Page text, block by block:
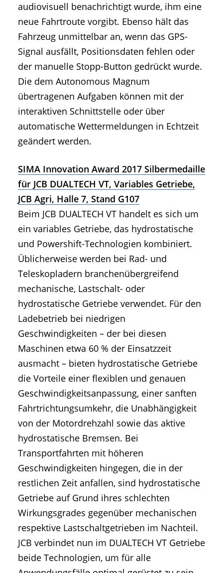
audiovisuell benachrichtigt wurde, ihm eine
neue Fahrtroute vorgibt. Ebenso hält das
Fahrzeug unmittelbar an, wenn das GPS-
Signal ausfällt, Positionsdaten fehlen oder
der manuelle Stopp-Button gedrückt wurde.
Die dem Autonomous Magnum
übertragenen Aufgaben können mit der
interaktiven Schnittstelle oder über
automatische Wettermeldungen in Echtzeit
geändert werden.
SIMA Innovation Award 2017 Silbermedaille
für JCB DUALTECH VT, Variables Getriebe,
JCB Agri, Halle 7, Stand G107
Beim JCB DUALTECH VT handelt es sich um
ein variables Getriebe, das hydrostatische
und Powershift-Technologien kombiniert.
Üblicherweise werden bei Rad- und
Teleskopladern branchenübergreifend
mechanische, Lastschalt- oder
hydrostatische Getriebe verwendet. Für den
Ladebetrieb bei niedrigen
Geschwindigkeiten – der bei diesen
Maschinen etwa 60 % der Einsatzzeit
ausmacht – bieten hydrostatische Getriebe
die Vorteile einer flexiblen und genauen
Geschwindigkeitsanpassung, einer sanften
Fahrtrichtungsumkehr, die Unabhängigkeit
von der Motordrehzahl sowie das aktive
hydrostatische Bremsen. Bei
Transportfahrten mit höheren
Geschwindigkeiten hingegen, die in der
restlichen Zeit anfallen, sind hydrostatische
Getriebe auf Grund ihres schlechten
Wirkungsgrades gegenüber mechanischen
respektive Lastschaltgetrieben im Nachteil.
JCB verbindet nun im DUALTECH VT Getriebe
beide Technologien, um für alle